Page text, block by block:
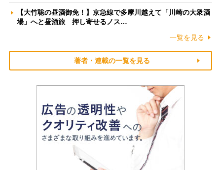
【大竹聡の昼酒御免！】京急線で多摩川越えて「川崎の大衆酒
場」へと昼酒旅 押し寄せるノス…
一覧を見る
著者・連載の一覧を見る